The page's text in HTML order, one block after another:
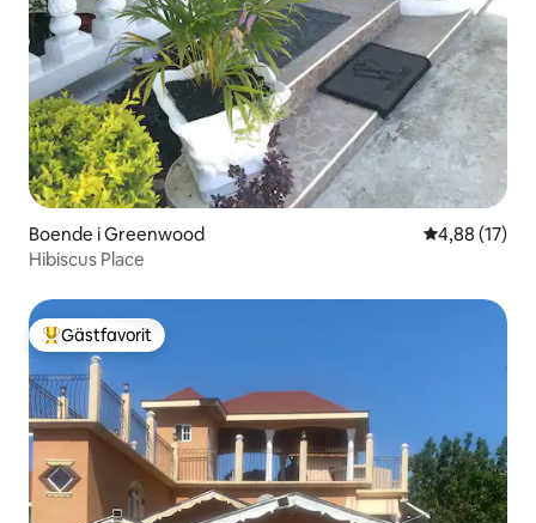
Boende i Greenwood 4,88 av 5 i
4,88 (17)
Hibiscus Place
Populär gästfavorit
Gästfavorit